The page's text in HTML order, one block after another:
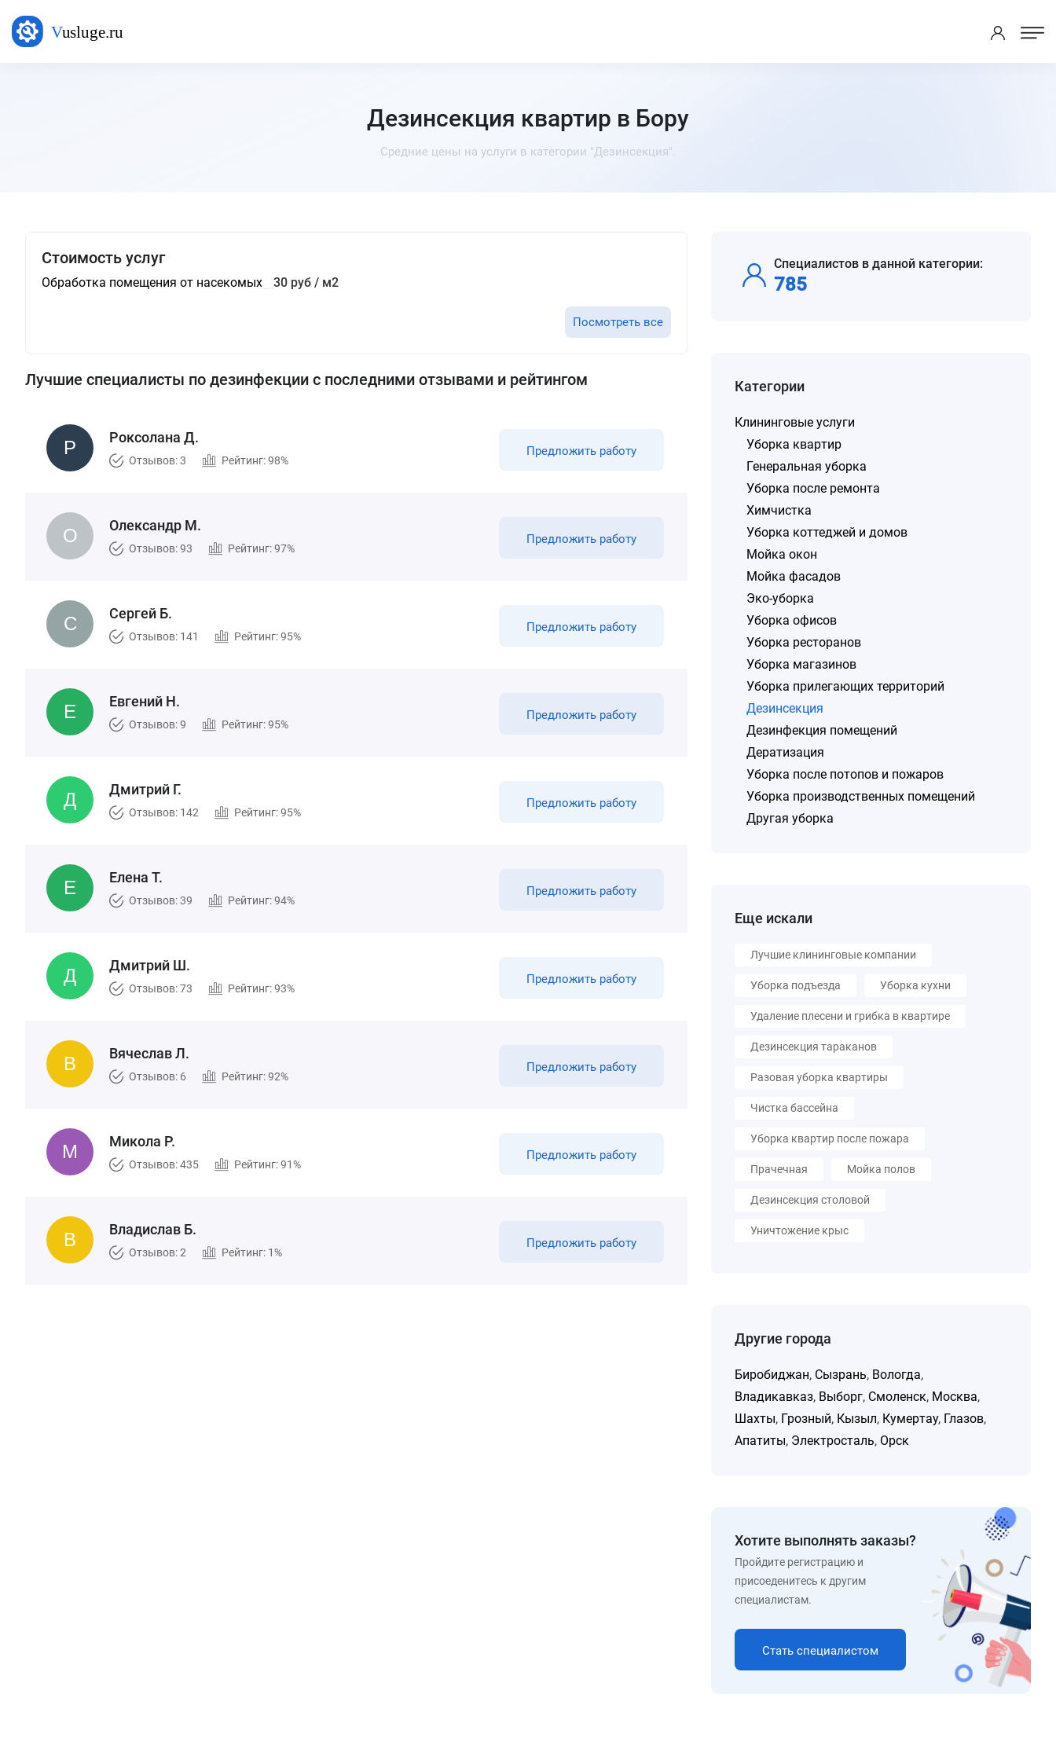
Дезинсекция квартир в Бору
Средние цены на услуги в категории "Дезинсекция".
Стоимость услуг
Обработка помещения от насекомых 30 руб / м2
Посмотреть все
Лучшие специалисты по дезинфекции с последними отзывами и рейтингом
Роксолана Д.
Отзывов: 3 Рейтинг: 98%
Предложить работу
Олександр М.
Отзывов: 93 Рейтинг: 97%
Предложить работу
Сергей Б.
Отзывов: 141 Рейтинг: 95%
Предложить работу
Евгений Н.
Отзывов: 9 Рейтинг: 95%
Предложить работу
Дмитрий Г.
Отзывов: 142 Рейтинг: 95%
Предложить работу
Елена Т.
Отзывов: 39 Рейтинг: 94%
Предложить работу
Дмитрий Ш.
Отзывов: 73 Рейтинг: 93%
Предложить работу
Вячеслав Л.
Отзывов: 6 Рейтинг: 92%
Предложить работу
Микола Р.
Отзывов: 435 Рейтинг: 91%
Предложить работу
Владислав Б.
Отзывов: 2 Рейтинг: 1%
Предложить работу
Специалистов в данной категории:
785
Категории
Клининговые услуги
Уборка квартир
Генеральная уборка
Уборка после ремонта
Химчистка
Уборка коттеджей и домов
Мойка окон
Мойка фасадов
Эко-уборка
Уборка офисов
Уборка ресторанов
Уборка магазинов
Уборка прилегающих территорий
Дезинсекция
Дезинфекция помещений
Дератизация
Уборка после потопов и пожаров
Уборка производственных помещений
Другая уборка
Еще искали
Лучшие клининговые компании
Уборка подъезда Уборка кухни
Удаление плесени и грибка в квартире
Дезинсекция тараканов
Разовая уборка квартиры
Чистка бассейна
Уборка квартир после пожара
Прачечная Мойка полов
Дезинсекция столовой
Уничтожение крыс
Другие города
Биробиджан, Сызрань, Вологда,
Владикавказ, Выборг, Смоленск, Москва,
Шахты, Грозный, Кызыл, Кумертау, Глазов,
Апатиты, Электросталь, Орск
Хотите выполнять заказы?
Пройдите регистрацию и
присоеденитесь к другим
специалистам.
Стать специалистом